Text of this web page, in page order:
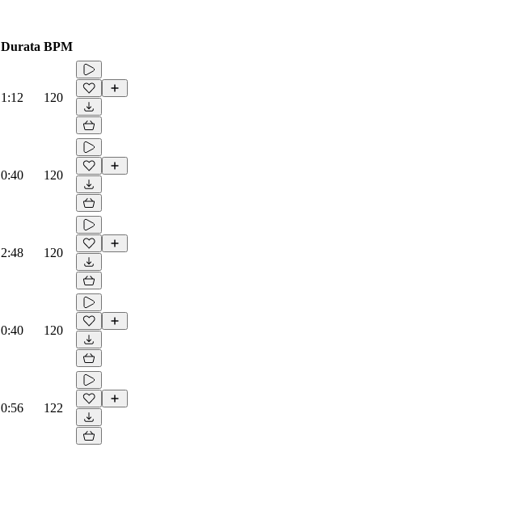
Durata BPM
1:12 120
0:40 120
2:48 120
0:40 120
0:56 122